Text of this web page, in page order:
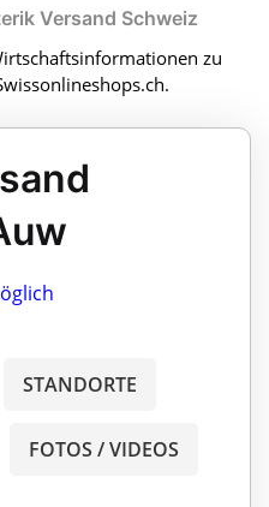
Versand Schweiz
zu
STANDORTE
FOTOS / VIDEOS